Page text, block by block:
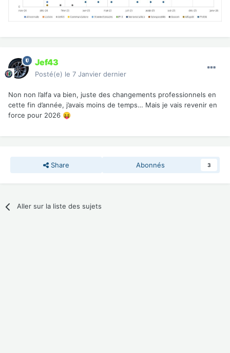
Jef43
Posté(e) le 7 Janvier dernier
Non non l’alfa va bien, juste des changements professionnels en
cette fin d’année, j’avais moins de temps… Mais je vais revenir en
force pour 2026 😝
Share Abonnés 3
Aller sur la liste des sujets